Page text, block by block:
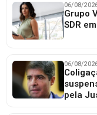
06/08/
Grupo
SDR
06/08/
pela